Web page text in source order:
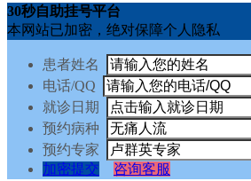
30秒自助挂号平台
本网站已加密，绝对保障个人隐私
患者姓名
电话/QQ
就诊日期
预约病种
预约专家
加密提交
咨询客服